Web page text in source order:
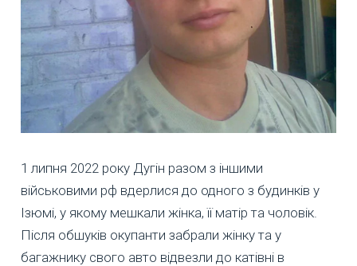
1 липня 2022 року Дугін разом з іншими
військовими рф вдерлися до одного з будинків у
Ізюмі, у якому мешкали жінка, її матір та чоловік.
Після обшуків окупанти забрали жінку та у
багажнику свого авто відвезли до катівні в